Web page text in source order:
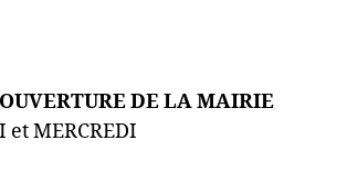
DE LA MAIRIE
MERCREDI